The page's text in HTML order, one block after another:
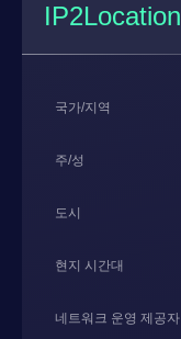
IP2Location
국가/지역
주/성
도시
현지 시간대
네트워크 운영 제공자